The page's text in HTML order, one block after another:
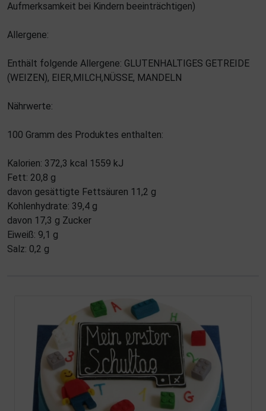
Aufmerksamkeit bei Kindern beeinträchtigen)
Allergene:
Enthält folgende Allergene: GLUTENHALTIGES GETREIDE
(WEIZEN), EIER,MILCH,NÜSSE, MANDELN
Nährwerte:
100 Gramm des Produktes enthalten:
Kalorien: 372,3 kcal 1559 kJ
Fett: 20,8 g
davon gesättigte Fettsäuren 11,2 g
Kohlenhydrate: 39,4 g
davon 17,3 g Zucker
Eiweiß: 9,1 g
Salz: 0,2 g